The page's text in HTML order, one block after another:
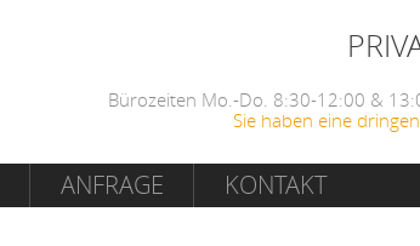
Bürozeiten Mo.-Do. 8:30-12:00 &
Sie haben eine
ANFRAGE KONTAKT